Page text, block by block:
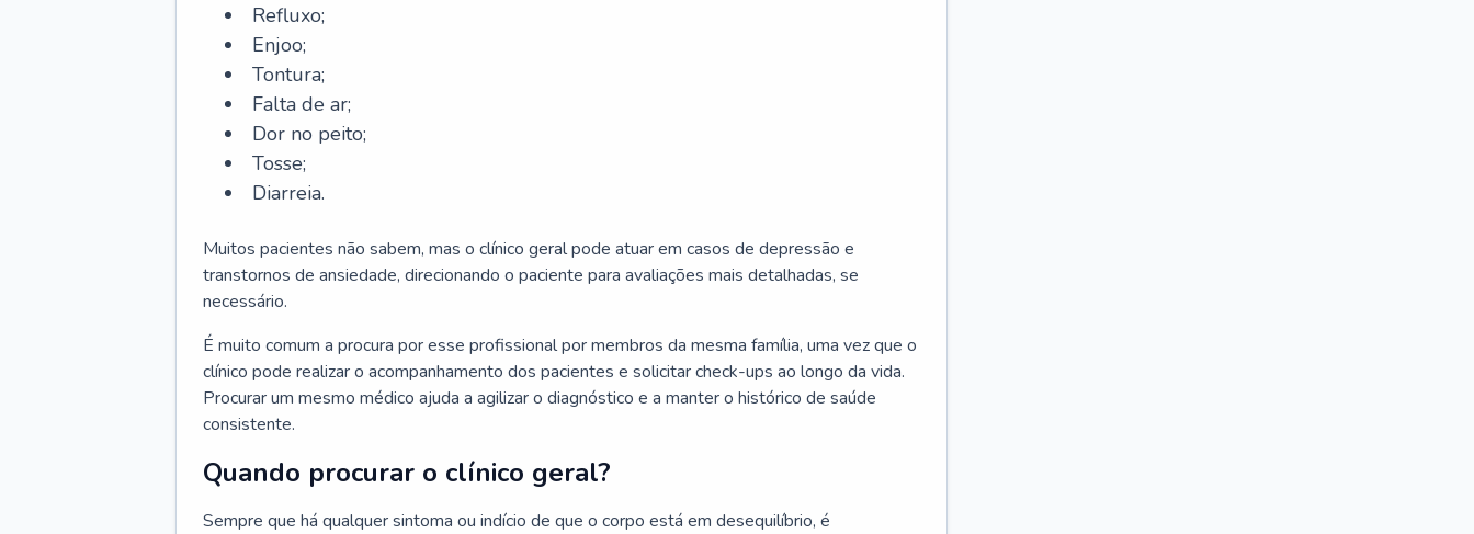
Refluxo;
Enjoo;
Tontura;
Falta de ar;
Dor no peito;
Tosse;
Diarreia.
Muitos pacientes não sabem, mas o clínico geral pode atuar em casos de depressão e
transtornos de ansiedade, direcionando o paciente para avaliações mais detalhadas, se
necessário.
É muito comum a procura por esse profissional por membros da mesma família, uma vez que o
clínico pode realizar o acompanhamento dos pacientes e solicitar check-ups ao longo da vida.
Procurar um mesmo médico ajuda a agilizar o diagnóstico e a manter o histórico de saúde
consistente.
Quando procurar o clínico geral?
Sempre que há qualquer sintoma ou indício de que o corpo está em desequilíbrio, é